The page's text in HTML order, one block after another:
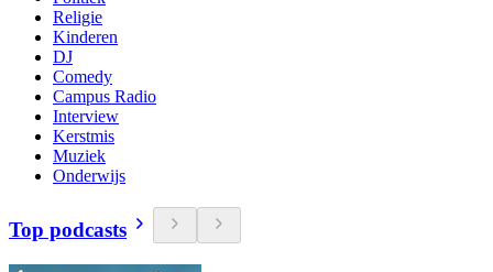
Religie
Kinderen
DJ
Comedy
Campus Radio
Interview
Kerstmis
Muziek
Onderwijs
Top podcasts